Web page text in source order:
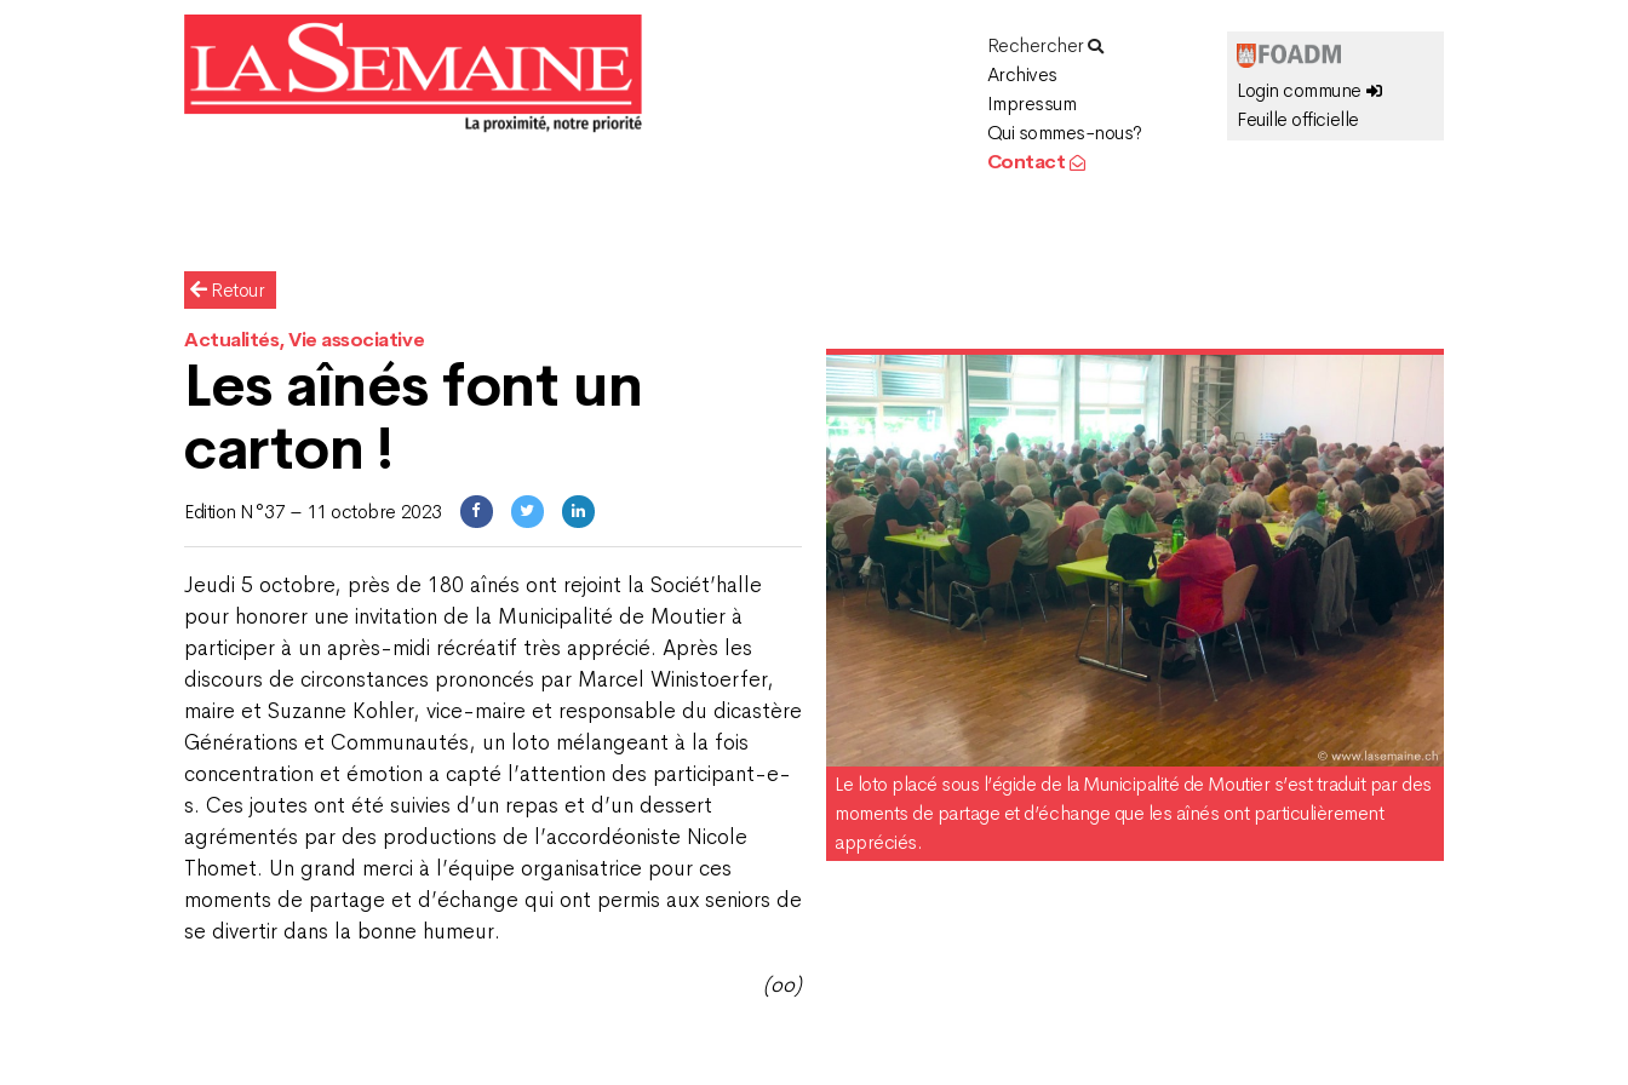
Rechercher
Archives
Impressum
Qui sommes-nous?
Contact
Login commune
Feuille officielle
Retour
Actualités, Vie associative
Les aînés font un
carton !
Edition N°37 – 11 octobre 2023
Jeudi 5 octobre, près de 180 aînés ont rejoint la Sociét’halle
pour honorer une invitation de la Municipalité de Moutier à
participer à un après-midi récréatif très apprécié. Après les
discours de circonstances prononcés par Marcel Winistoerfer,
maire et Suzanne Kohler, vice-maire et responsable du dicastère
Générations et Communautés, un loto mélangeant à la fois
concentration et émotion a capté l’attention des participant-e-
s. Ces joutes ont été suivies d’un repas et d’un dessert
agrémentés par des productions de l’accordéoniste Nicole
Thomet. Un grand merci à l’équipe organisatrice pour ces
moments de partage et d’échange qui ont permis aux seniors de
se divertir dans la bonne humeur.
(oo)
Le loto placé sous l’égide de la Municipalité de Moutier s’est traduit par des
moments de partage et d’échange que les aînés ont particulièrement
appréciés.